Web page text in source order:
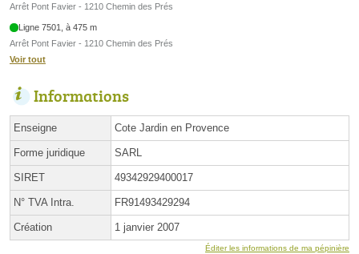
Arrêt Pont Favier - 1210 Chemin des Prés
Ligne 7501, à 475 m
Arrêt Pont Favier - 1210 Chemin des Prés
Voir tout
Informations
Enseigne Cote Jardin en Provence
Forme juridique SARL
SIRET 49342929400017
N° TVA Intra. FR91493429294
Création 1 janvier 2007
Éditer les informations de ma pépinière